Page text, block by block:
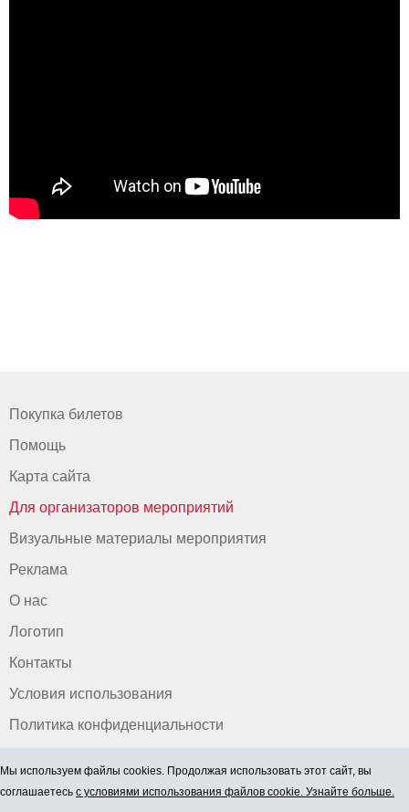
Покупка билетов
Помощь
Карта сайта
Для организаторов мероприятий
Визуальные материалы мероприятия
Реклама
О нас
Логотип
Контакты
Условия использования
Политика конфиденциальности
Мы используем файлы cookies. Продолжая использовать этот сайт, вы
соглашаетесь с условиями использования файлов cookie. Узнайте больше.